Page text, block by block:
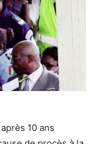
10 ans